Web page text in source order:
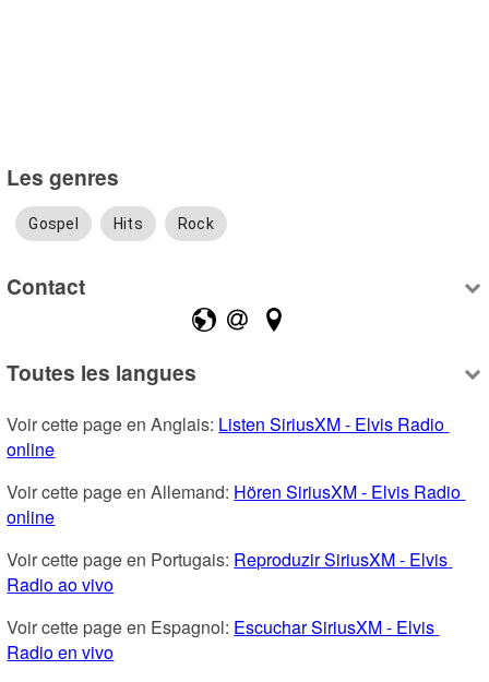
Les genres
Gospel Hits Rock
Contact
Toutes les langues
Voir cette page en Anglais: Listen SiriusXM - Elvis Radio
online
Voir cette page en Allemand: Hören SiriusXM - Elvis Radio
online
Voir cette page en Portugais: Reproduzir SiriusXM - Elvis
Radio ao vivo
Voir cette page en Espagnol: Escuchar SiriusXM - Elvis
Radio en vivo